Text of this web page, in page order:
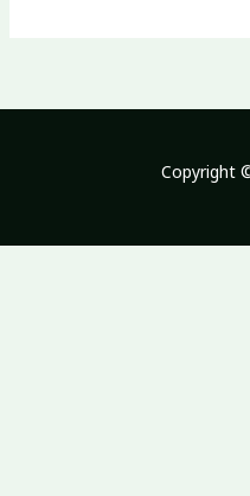
Copyright